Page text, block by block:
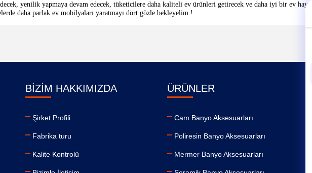
yenilik yapmaya devam edecek, tüketicilere daha kaliteli ev ürünleri getirecek ve daha iyi bir ev hayatı
daha parlak ev mobilyaları yaratmayı dört gözle bekleyelim.!
BIZIM HAKKIMIZDA
Şirket Profili
Fabrika turu
Kalite Kontrolü
ÜRÜNLER
Cam Banyo Aksesuarları
Poliresin Banyo Aksesuarları
Mermer Banyo Aksesuarları